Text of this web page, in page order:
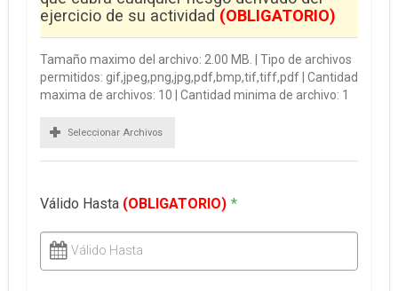
ejercicio de su actividad (OBLIGATORIO)
Tamaño maximo del archivo: 2.00 MB. | Tipo de archivos
permitidos: gif,jpeg,png,jpg,pdf,bmp,tif,tiff,pdf | Cantidad
maxima de archivos: 10 | Cantidad minima de archivo: 1
Seleccionar Archivos
Válido Hasta (OBLIGATORIO) *
Válido Hasta